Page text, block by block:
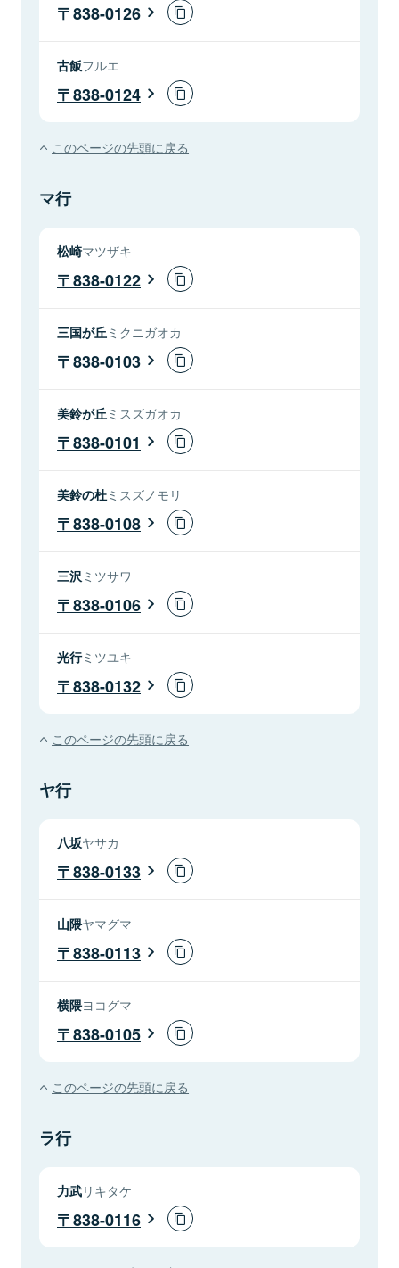
838-0126
古飯フルエ
838-0124
このページの先頭に戻る
マ行
松崎マツザキ
838-0122
三国が丘 ミクニガオカ
838-0103
美鈴が丘 ミスズガオカ
838-0101
美鈴の杜ミスズノモリ
838-0108
三沢 ミツサワ
838-0106
光行ミツユキ
838-0132
このページの先頭に戻る
ヤ行
八坂ヤサカ
838-0133
山隈ヤマグマ
838-0113
横隈ヨコグマ
838-0105
このページの先頭に戻る
ラ行
力武リキタケ
838-0116